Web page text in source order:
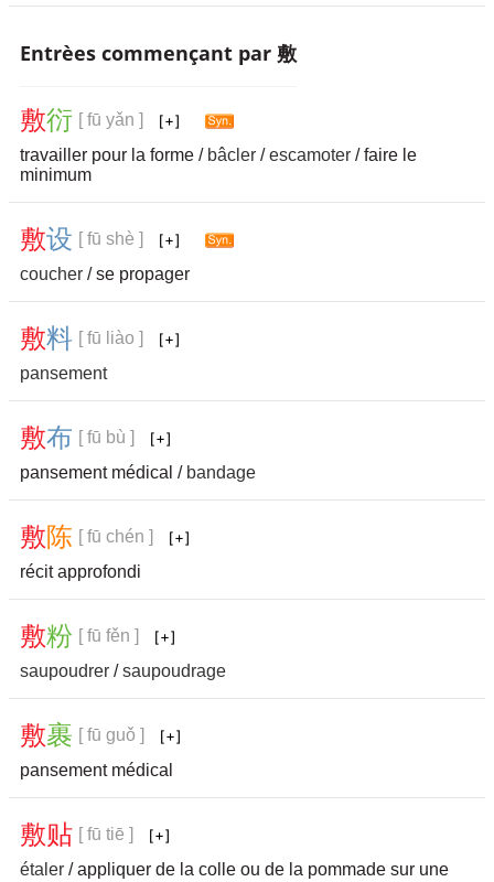
Entrèes commençant par 敷
敷衍 [ fū yǎn ]
travailler pour la forme / bâcler /escamoter / faire le
minimum
敷设 [ fū shè ]
coucher / se propager
敷料 [ fū liào ]
pansement
敷布 [ fū bù ]
pansement médical / bandage
敷陈 [ fū chén ]
récit approfondi
敷粉 [ fū fěn ]
saupoudrer /saupoudrage
敷裹 [ fū guǒ ]
pansement médical
敷贴 [ fū tiē ]
étaler / appliquer de la colle ou de la pommade sur une